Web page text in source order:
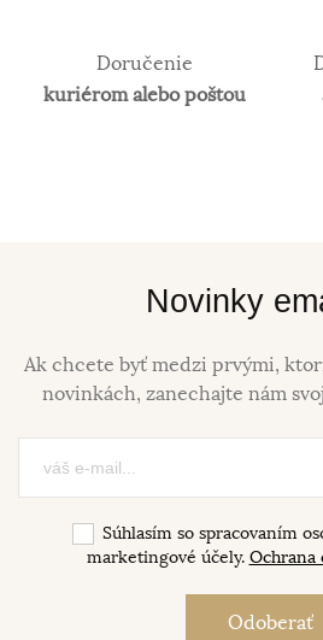
Doručenie
kuriérom alebo poštou
Novinky
Ak chcete byť medzi prvými,
novinkách, zanechajte nám
Súhlasím so spracovaním
marketingové účely. Ochrana